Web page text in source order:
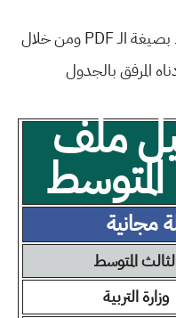
نتائج الثالث المتوسط من خلال رابط بصيغة الـ PDF ومن خلال
المرفق بالجدول
ملف
المتوسط
المتوسط
وزارة التربية